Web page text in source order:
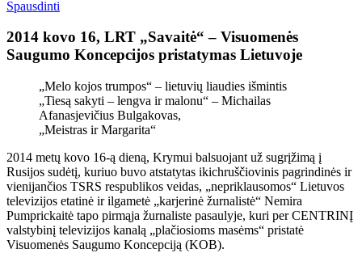
Spausdinti
2014 kovo 16, LRT „Savaitė“ – Visuomenės
Saugumo Koncepcijos pristatymas Lietuvoje
„Melo kojos trumpos“ – lietuvių liaudies išmintis
„Tiesą sakyti – lengva ir malonu“ – Michailas
Afanasjevičius Bulgakovas,
„Meistras ir Margarita“
2014 metų kovo 16-ą dieną, Krymui balsuojant už sugrįžimą į
Rusijos sudėtį, kuriuo buvo atstatytas ikichruščiovinis pagrindinės ir
vienijančios TSRS respublikos veidas, „nepriklausomos“ Lietuvos
televizijos etatinė ir ilgametė „karjerinė žurnalistė“ Nemira
Pumprickaitė tapo pirmąja žurnaliste pasaulyje, kuri per CENTRINĮ
valstybinį televizijos kanalą „plačiosioms masėms“ pristatė
Visuomenės Saugumo Koncepciją (KOB).